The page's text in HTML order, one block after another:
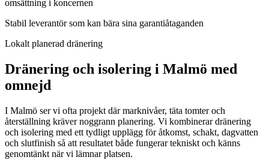
omsättning i koncernen
Stabil leverantör som kan bära sina garantiåtaganden
Lokalt planerad dränering
Dränering och isolering i Malmö med
omnejd
I Malmö ser vi ofta projekt där marknivåer, täta tomter och
återställning kräver noggrann planering. Vi kombinerar dränering
och isolering med ett tydligt upplägg för åtkomst, schakt, dagvatten
och slutfinish så att resultatet både fungerar tekniskt och känns
genomtänkt när vi lämnar platsen.